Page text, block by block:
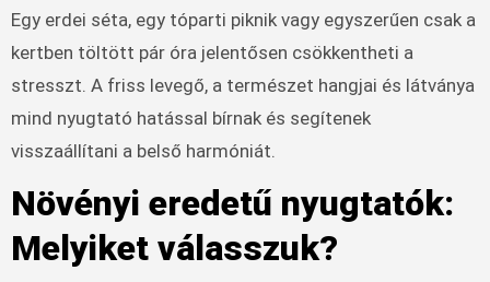
Egy erdei séta, egy tóparti piknik vagy egyszerűen csak a
kertben töltött pár óra jelentősen csökkentheti a
stresszt. A friss levegő, a természet hangjai és látványa
mind nyugtató hatással bírnak és segítenek
visszaállítani a belső harmóniát.
Növényi eredetű nyugtatók:
Melyiket válasszuk?